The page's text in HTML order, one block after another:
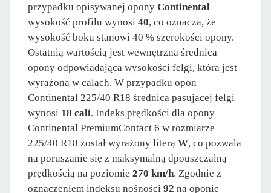
przypadku opisywanej opony Continental
wysokość profilu wynosi 40, co oznacza, że
wysokość boku stanowi 40 % szerokości opony.
Ostatnią wartością jest wewnętrzna średnica
opony odpowiadająca wysokości felgi, która jest
wyrażona w calach. W przypadku opon
Continental 225/40 R18 średnica pasujacej felgi
wynosi 18 cali. Indeks prędkości dla opony
Continental PremiumContact 6 w rozmiarze
225/40 R18 został wyrażony literą W, co pozwala
na poruszanie się z maksymalną dpouszczalną
prędkością na poziomie 270 km/h. Zgodnie z
oznaczeniem indeksu nośności 92 na oponie